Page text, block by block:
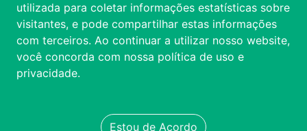
utilizada para coletar informações estatísticas sobre
visitantes, e pode compartilhar estas informações
com terceiros. Ao continuar a utilizar nosso website,
você concorda com nossa política de uso e
privacidade.
Estou de Acordo
ACESSIBILIDADE
FALE CONOSCO
TRANSPARÊNCIA